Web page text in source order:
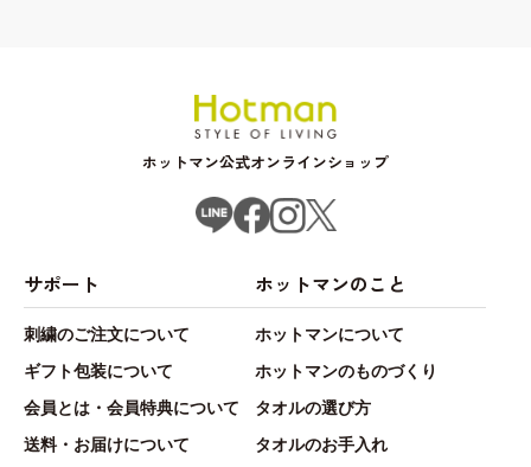
ホットマン公式オンラインショップ
サポート
刺繍のご注文について
ギフト包装について
会員とは・会員特典について
送料・お届けについて
ホットマンのこと
ホットマンについて
ホットマンのものづくり
タオルの選び方
タオルのお手入れ